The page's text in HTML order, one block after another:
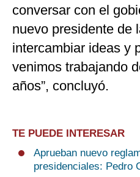
conversar con el
nuevo presidente de
intercambiar ideas y
venimos trabajando
años”, concluyó.
TE PUEDE INTERESAR
Aprueban nuevo
presidenciales: Pedro